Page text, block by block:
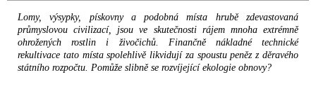
Lomy, výsypky, pískovny a podobná místa hrubě zdevastovaná
průmyslovou civilizací, jsou ve skutečnosti rájem mnoha extrémně
ohrožených rostlin i živočichů. Finančně nákladné technické
rekultivace tato místa spolehlivě likvidují za spoustu peněz z děravého
státního rozpočtu. Pomůže slibně se rozvíjející ekologie obnovy?